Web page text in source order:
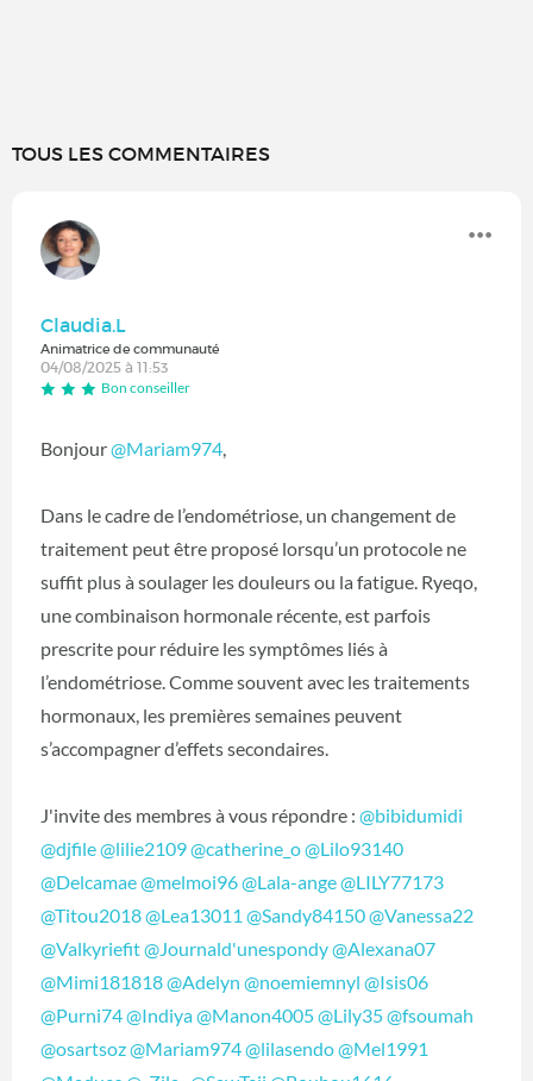
TOUS LES COMMENTAIRES
Claudia.L
Animatrice de communauté
04/08/2025 à 11:53
Bon conseiller
Bonjour@Mariam974
Dans le cadre de l’endométriose, un changement de
traitement peut être proposé lorsqu’un protocole ne
suffit plus à soulager les douleurs ou la fatigue. Ryeqo,
une combinaison hormonale récente, est parfois
prescrite pour réduire les symptômes liés à
l’endométriose. Comme souvent avec les traitements
hormonaux, les premières semaines peuvent
s’accompagner d’effets secondaires.
J'invite des membres à vous répondre : @bibidumidi
@djfile@lilie2109@catherine_o@Lilo93140
@Delcamae@melmoi96@Lala-ange@LILY77173
@Titou2018@Lea13011 @Sandy84150@Vanessa22
@Valkyriefit@Journald'unespondy@Alexana07
@Mimi181818@Adelyn @noemiemnyl @Isis06
@Purni74@Indiya@Manon4005@Lily35@fsoumah
@osartsoz@Mariam974@lilasendo@Mel1991